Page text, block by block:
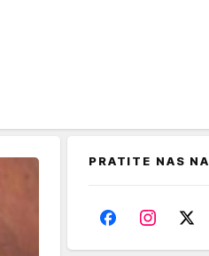
PRATITE NAS NA